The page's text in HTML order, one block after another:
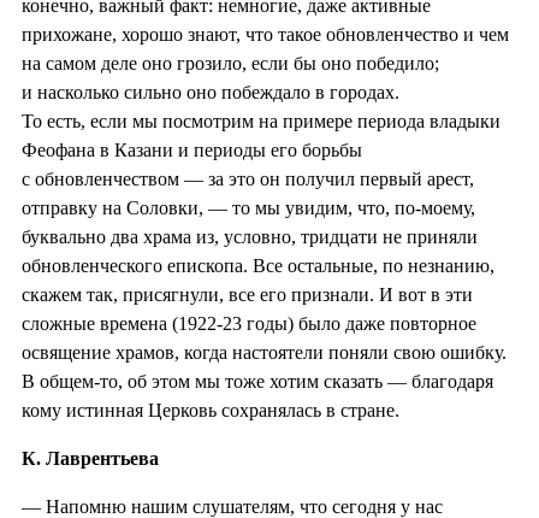
конечно, важный факт: немногие, даже активные
прихожане, хорошо знают, что такое обновленчество и чем
на самом деле оно грозило, если бы оно победило;
и насколько сильно оно побеждало в городах.
То есть, если мы посмотрим на примере периода владыки
Феофана в Казани и периоды его борьбы
с обновленчеством — за это он получил первый арест,
отправку на Соловки, — то мы увидим, что, по-моему,
буквально два храма из, условно, тридцати не приняли
обновленческого епископа. Все остальные, по незнанию,
скажем так, присягнули, все его признали. И вот в эти
сложные времена (1922-23 годы) было даже повторное
освящение храмов, когда настоятели поняли свою ошибку.
В общем-то, об этом мы тоже хотим сказать — благодаря
кому истинная Церковь сохранялась в стране.
К. Лаврентьева
— Напомню нашим слушателям, что сегодня у нас